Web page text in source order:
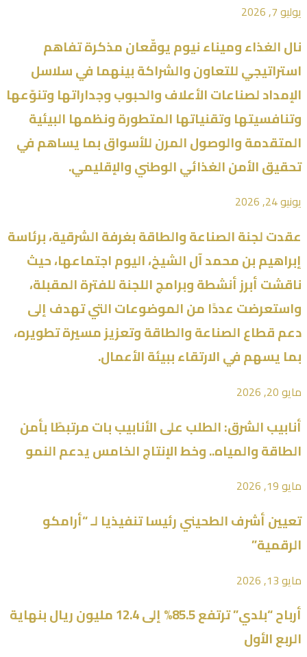
يوليو 7, 2026
نال الغذاء وميناء نيوم يوقّعان مذكرة تفاهم
استراتيجي للتعاون والشراكة بينهما في سلاسل
الإمداد لصناعات الأعلاف والحبوب وجداراتها وتنوّعها
وتنافسيتها وتقنياتها المتطورة ونظمها البيئية
المتقدمة والوصول المرن للأسواق بما يساهم في
تحقيق الأمن الغذائي الوطني والإقليمي.
يونيو 24, 2026
عقدت لجنة الصناعة والطاقة بغرفة الشرقية، برئاسة
إبراهيم بن محمد آل الشيخ، اليوم اجتماعها، حيث
ناقشت أبرز أنشطة وبرامج اللجنة للفترة المقبلة،
واستعرضت عددًا من الموضوعات التي تهدف إلى
دعم قطاع الصناعة والطاقة وتعزيز مسيرة تطويره،
بما يسهم في الارتقاء ببيئة الأعمال.
مايو 20, 2026
أنابيب الشرق: الطلب على الأنابيب بات مرتبطًا بأمن
الطاقة والمياه.. وخط الإنتاج الخامس يدعم النمو
مايو 19, 2026
تعيين أشرف الطحيني رئيسا تنفيذيا لـ “أرامكو
الرقمية”
مايو 13, 2026
أرباح “بلدي” ترتفع 85.5% إلى 12.4 مليون ريال بنهاية
الربع الأول